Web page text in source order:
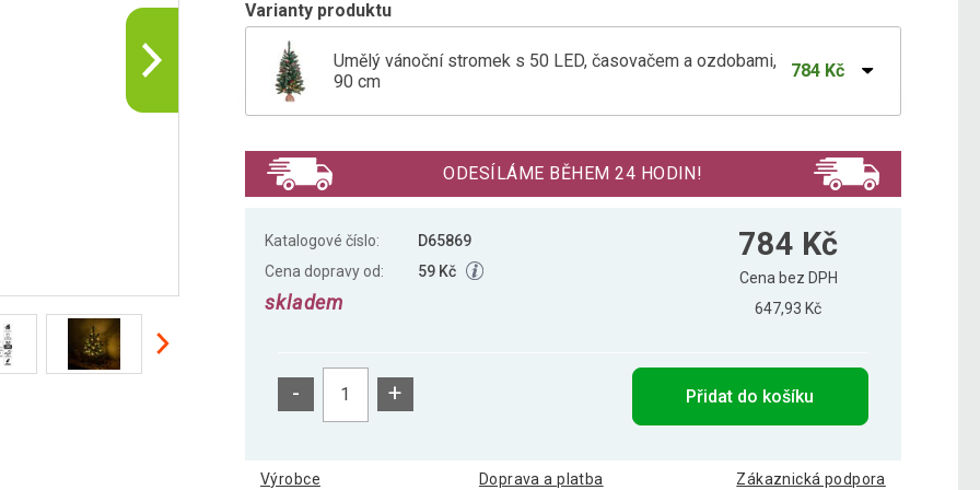
Varianty produktu
Umělý vánoční stromek s 50 LED, časovačem a ozdobami,
90 cm
784 Kč
Vánoční stromek s osvětlením 45 x 26 cm, 20 LED
ODESÍLÁME BĚHEM 24 HODIN!
Katalogové číslo:
D65869
Cena dopravy od:
59 Kč
skladem
784 Kč
Cena bez DPH
647,93 Kč
- + Přidat do košíku
Výrobce Doprava a platba Zákaznická podpora